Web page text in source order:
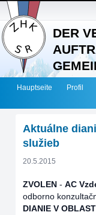
DER
Hauptseite Profil
Aktuálne
služieb
20.5.2015
ZVOLEN - AC
odborno
DIANIE V